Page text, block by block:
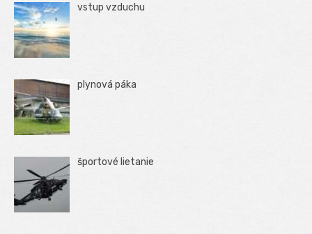
vstup vzduchu
plynová páka
športové lietanie